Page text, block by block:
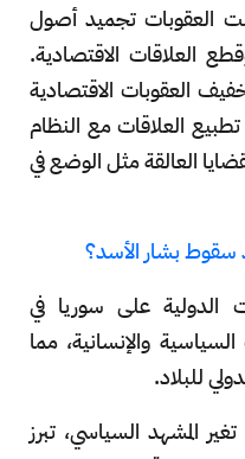
العقوبات تجميد أصول
العلاقات الاقتصادية.
العقوبات الاقتصادية
العلاقات مع النظام
العالقة مثل الوضع في
سقوط بشار الأسد؟
الدولية على سوريا في
والإنسانية، مما
للبلاد.
المشهد السياسي، تبرز